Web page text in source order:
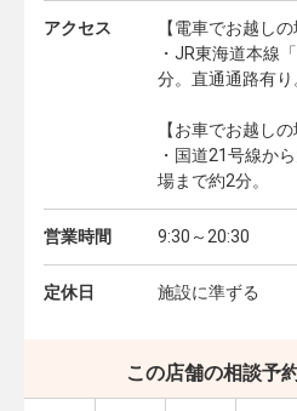
アクセス
【電車でお越しの
・JR東海道本線
分。直通通路有り
【お車でお越しの
・国道21号線か
場まで約2分。
営業時間 9:30～20:30
定休日 施設に準ずる
この店舗の相談予